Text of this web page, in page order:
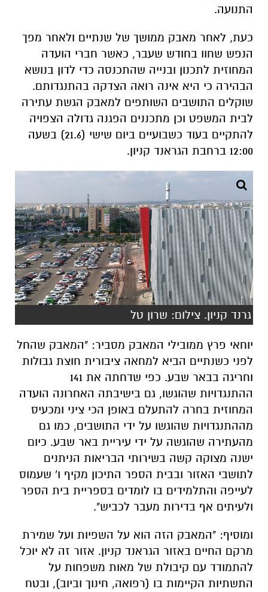
התנועה.
כעת, לאחר מאבק ממושך של שנתיים ולאחר מפך
הנפש שחוו בחודש שעבר, כאשר חברי הועדה
המחוזית לתכנון ובנייה שהתכנסה כדי לדון בנושא
הבהירה כי היא אינה רואה הצדקה בהתנגדותם.
שוקלים התושבים השותפים למאבק הגשת עתירה
לבית המשפט וכן מתכננים הפגנה גדולה הצפויה
להתקיים בעוד כשבועיים ביום שישי (21.6) בשעה
12:00 ברחבת הגראנד קניון.
גרנד קניון. צילום: שרון טל
יוחאי פרץ ממובילי המאבק מסביר: "המאבק שהחל
לפני כשנתיים הביא למחאה ציבורית חוצת גבולות
וחריגה בבאר שבע. כפי שדחתה את 141
ההתנגדויות שהוגשו, גם בישיבתה האחרונה הועדה
המחוזית בחרה להתעלם באופן הכי ציני ומכעיס
מההתנגדויות שהוגשו על ידי התושבים, כמו גם
מהעתירה שהוגשה על ידי עיריית באר שבע. כיום
ישנה מצוקה קשה בשירותי הבריאות הניתנים
לתושבי האזור ובבית הספר התיכון מקיף ו' שעמוס
לעייפה והתלמידים בו לומדים בספריית בית הספר
ולעיתים אף בדירות מעבר לכביש".
ומוסיף: "המאבק הזה הוא על השפיות ועל שמירת
מרקם החיים באזור הגראנד קניון. אזור זה לא יוכל
להתמודד עם קיבולת של מאות משפחות על
התשתיות הקיימות בו (רפואה, חינוך וביוב), ובטח